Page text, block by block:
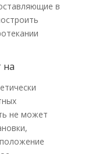
в
на
не может